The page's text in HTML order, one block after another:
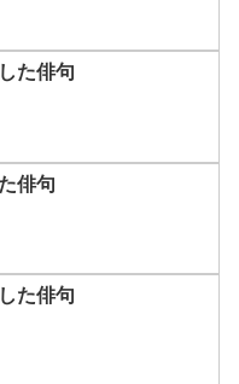
た俳句
俳句
た俳句